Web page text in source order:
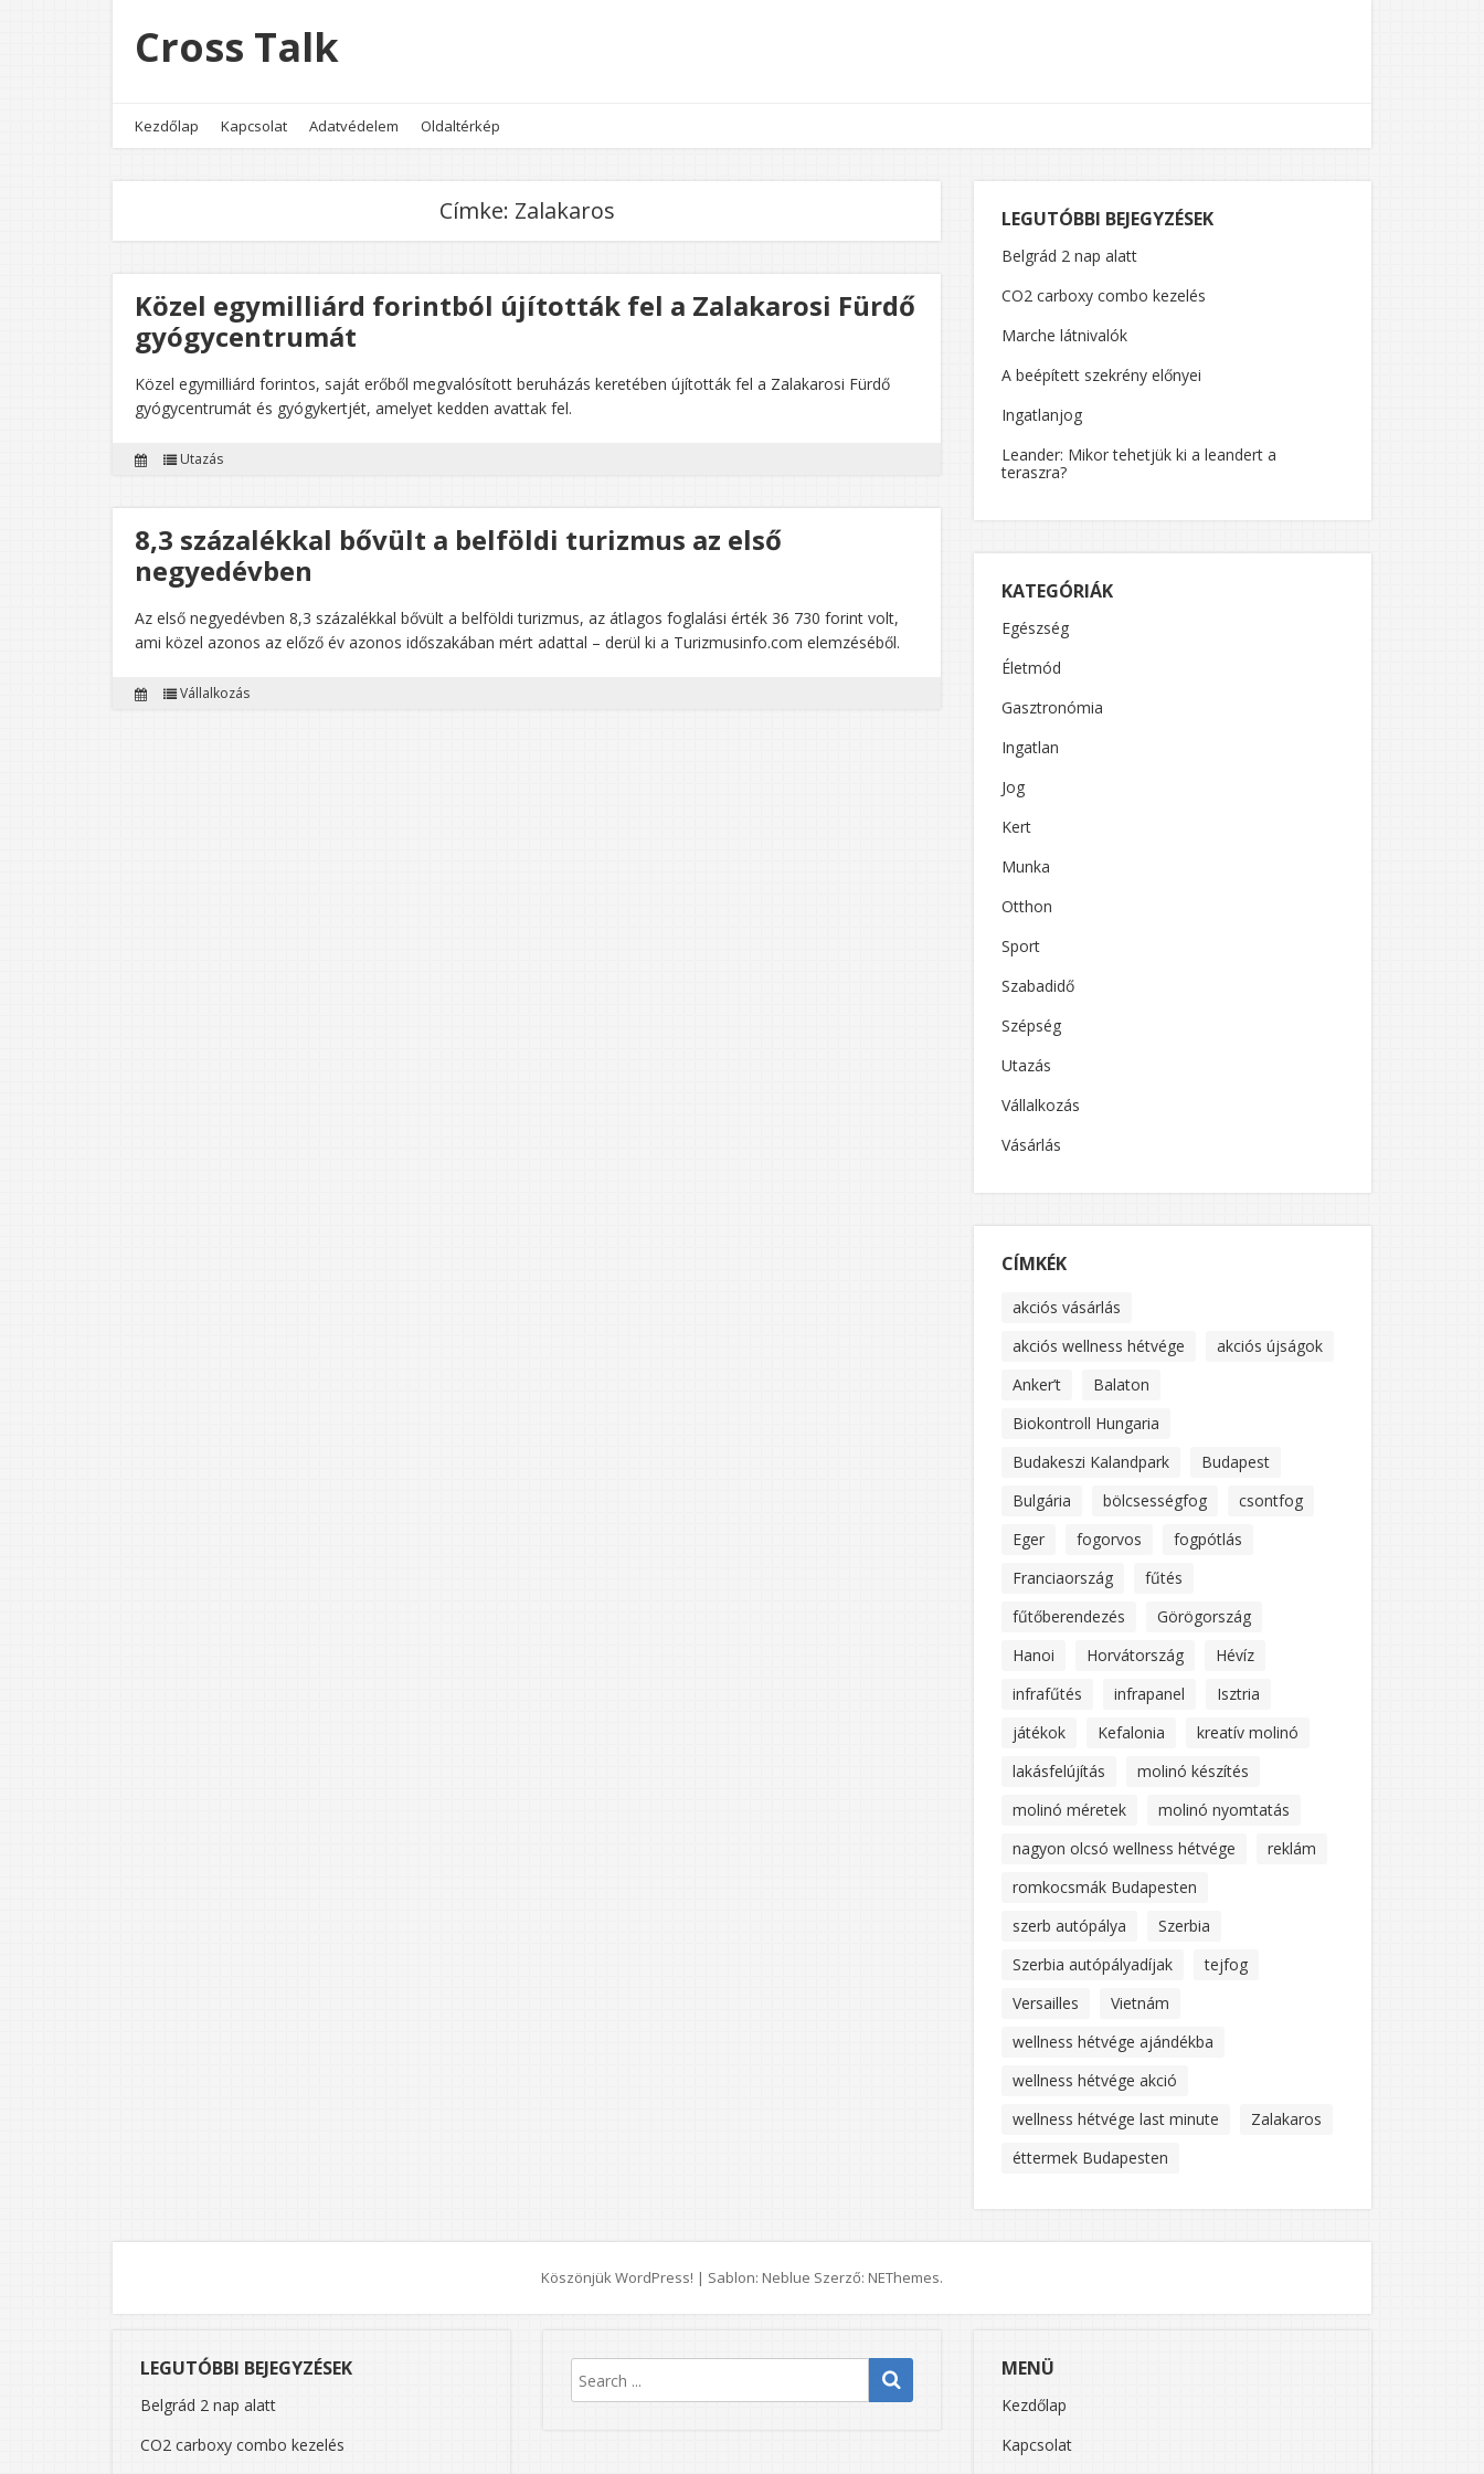
Cross Talk
Kezdőlap Kapcsolat Adatvédelem Oldaltérkép
Címke: Zalakaros
Közel egymilliárd forintból újították fel a Zalakarosi Fürdő
gyógycentrumát
Közel egymilliárd forintos, saját erőből megvalósított beruházás keretében újították fel a Zalakarosi Fürdő
gyógycentrumát és gyógykertjét, amelyet kedden avattak fel.
Utazás
8,3 százalékkal bővült a belföldi turizmus az első
negyedévben
Az első negyedévben 8,3 százalékkal bővült a belföldi turizmus, az átlagos foglalási érték 36 730 forint volt,
ami közel azonos az előző év azonos időszakában mért adattal – derül ki a Turizmusinfo.com elemzéséből.
Vállalkozás
LEGUTÓBBI BEJEGYZÉSEK
Belgrád 2 nap alatt
CO2 carboxy combo kezelés
Marche látnivalók
A beépített szekrény előnyei
Ingatlanjog
Leander: Mikor tehetjük ki a leandert a
teraszra?
KATEGÓRIÁK
Egészség
Életmód
Gasztronómia
Ingatlan
Jog
Kert
Munka
Otthon
Sport
Szabadidő
Szépség
Utazás
Vállalkozás
Vásárlás
CÍMKÉK
akciós vásárlás
akciós wellness hétvége
akciós újságok
Anker’t
Balaton
Biokontroll Hungaria
Budakeszi Kalandpark
Budapest
Bulgária
bölcsességfog
csontfog
Eger
fogorvos
fogpótlás
Franciaország
fűtés
fűtőberendezés
Görögország
Hanoi
Horvátország
Hévíz
infrafűtés
infrapanel
Isztria
játékok
Kefalonia
kreatív molinó
lakásfelújítás
molinó készítés
molinó méretek
molinó nyomtatás
nagyon olcsó wellness hétvége
reklám
romkocsmák Budapesten
szerb autópálya
Szerbia
Szerbia autópályadíjak
tejfog
Versailles
Vietnám
wellness hétvége ajándékba
wellness hétvége akció
wellness hétvége last minute
Zalakaros
éttermek Budapesten
Köszönjük WordPress! | Sablon: Neblue Szerző: NEThemes.
LEGUTÓBBI BEJEGYZÉSEK
Belgrád 2 nap alatt
CO2 carboxy combo kezelés
MENÜ
Kezdőlap
Kapcsolat